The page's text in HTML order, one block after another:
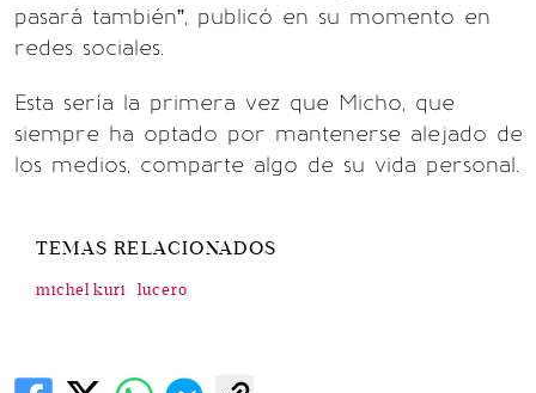
pasará también”, publicó en su momento en
redes sociales.
Esta sería la primera vez que Micho, que
siempre ha optado por mantenerse alejado de
los medios, comparte algo de su vida personal.
TEMAS RELACIONADOS
michel kuri lucero